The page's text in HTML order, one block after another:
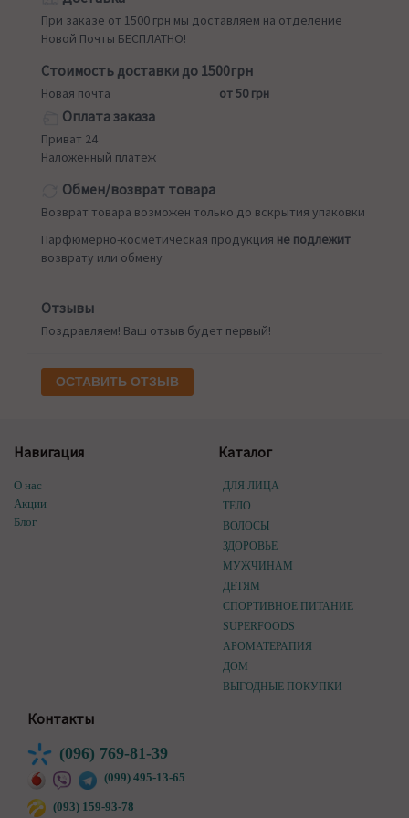
При заказе от 1500 грн мы доставляем на отделение
Новой Почты БЕСПЛАТНО!
Стоимость доставки до 1500грн
Новая почта от 50 грн
Оплата заказа
Приват 24
Наложенный платеж
Обмен/возврат товара
Возврат товара возможен только до вскрытия упаковки
Парфюмерно-косметическая продукция не подлежит
возврату или обмену
Отзывы
Поздравляем! Ваш отзыв будет первый!
ОСТАВИТЬ ОТЗЫВ
Навигация
О нас
Акции
Блог
Каталог
ДЛЯ ЛИЦА
ТЕЛО
ВОЛОСЫ
ЗДОРОВЬЕ
МУЖЧИНАМ
ДЕТЯМ
СПОРТИВНОЕ ПИТАНИЕ
SUPERFOODS
АРОМАТЕРАПИЯ
ДОМ
ВЫГОДНЫЕ ПОКУПКИ
Контакты
(096) 769-81-39
(099) 495-13-65
(093) 159-93-78